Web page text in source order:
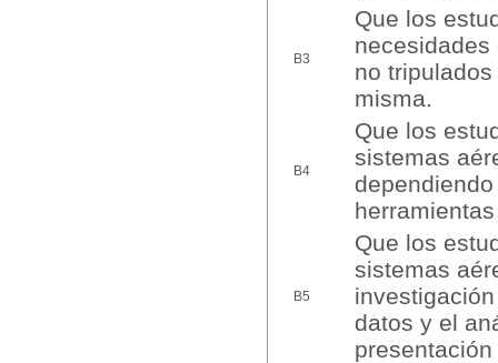
B3
Que los
no
misma.
B4
Que los
sistemas
B5
Que los
sistemas
datos y el